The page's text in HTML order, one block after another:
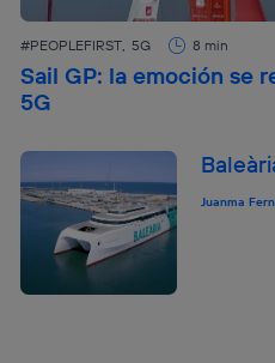
Sail GP: la emoción se
5G
#PEOPLEFIRST 5G 8 min
Juanma